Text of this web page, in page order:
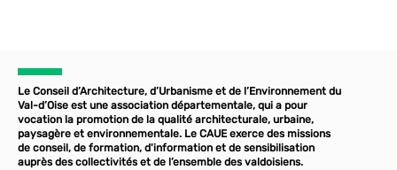
Le Conseil d’Architecture, d’Urbanisme et de l’Environnement du
Val-d’Oise est une association départementale, qui a pour
vocation la promotion de la qualité architecturale, urbaine,
paysagère et environnementale. Le CAUE exerce des missions
de conseil, de formation, d'information et de sensibilisation
auprès des collectivités et de l’ensemble des valdoisiens.